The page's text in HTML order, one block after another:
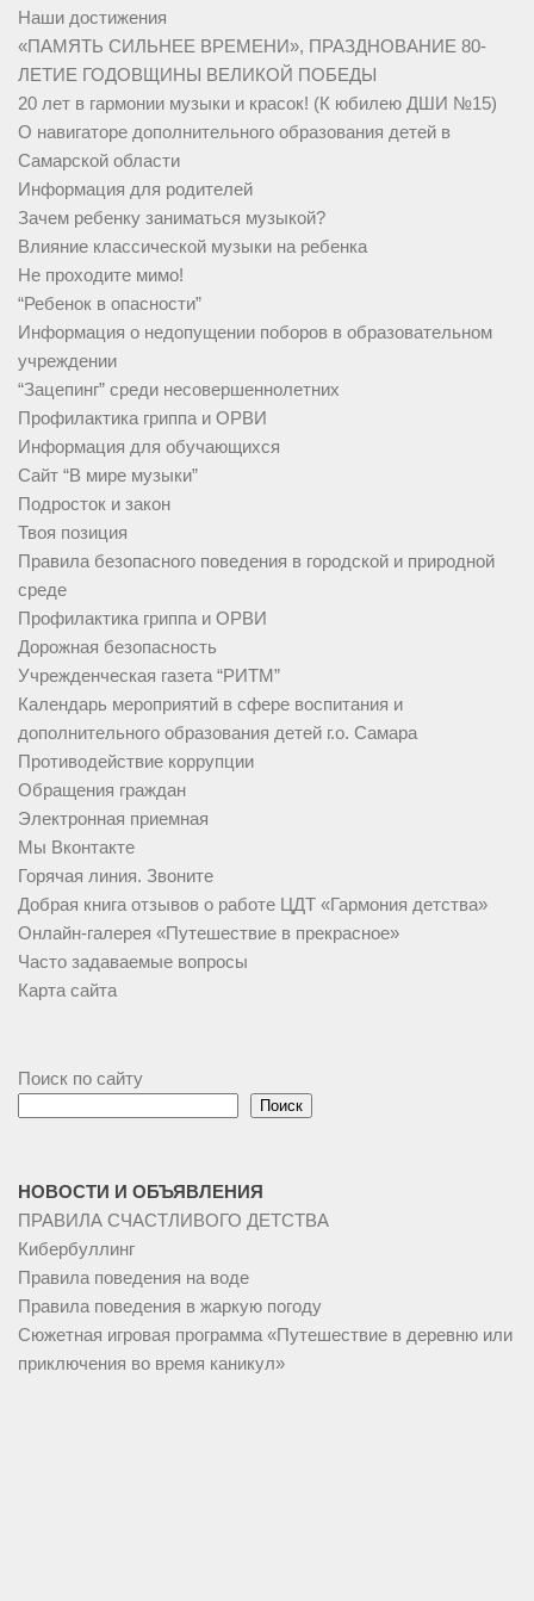
Наши достижения
«ПАМЯТЬ СИЛЬНЕЕ ВРЕМЕНИ», ПРАЗДНОВАНИЕ 80-
ЛЕТИЕ ГОДОВЩИНЫ ВЕЛИКОЙ ПОБЕДЫ
20 лет в гармонии музыки и красок! (К юбилею ДШИ №15)
О навигаторе дополнительного образования детей в
Самарской области
Информация для родителей
Зачем ребенку заниматься музыкой?
Влияние классической музыки на ребенка
Не проходите мимо!
“Ребенок в опасности”
Информация о недопущении поборов в образовательном
учреждении
“Зацепинг” среди несовершеннолетних
Профилактика гриппа и ОРВИ
Информация для обучающихся
Сайт “В мире музыки”
Подросток и закон
Твоя позиция
Правила безопасного поведения в городской и природной
среде
Профилактика гриппа и ОРВИ
Дорожная безопасность
Учрежденческая газета “РИТМ”
Календарь мероприятий в сфере воспитания и
дополнительного образования детей г.о. Самара
Противодействие коррупции
Обращения граждан
Электронная приемная
Мы Вконтакте
Горячая линия. Звоните
Добрая книга отзывов о работе ЦДТ «Гармония детства»
Онлайн-галерея «Путешествие в прекрасное»
Часто задаваемые вопросы
Карта сайта
Поиск по сайту
Поиск
НОВОСТИ И ОБЪЯВЛЕНИЯ
ПРАВИЛА СЧАСТЛИВОГО ДЕТСТВА
Кибербуллинг
Правила поведения на воде
Правила поведения в жаркую погоду
Сюжетная игровая программа «Путешествие в деревню или
приключения во время каникул»